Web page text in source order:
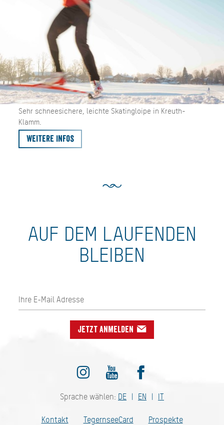
Sehr schneesichere, leichte Skatingloipe in Kreuth-
Klamm.
Weitere Infos
AUF DEM LAUFENDEN
BLEIBEN
Jetzt anmelden
Sprache wählen: DE EN IT
Kontakt TegernseeCard
Prospekte